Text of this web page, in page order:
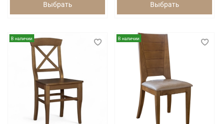
Выбрать Выбрать
В наличии В наличии